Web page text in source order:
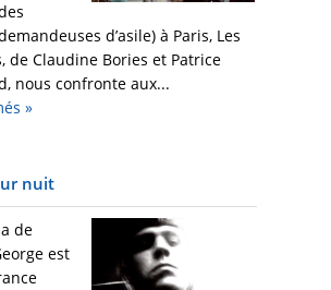
d’asile) à Paris, Les
de Claudine Bories et Patrice
nous confronte aux...
»
nuit
de
est